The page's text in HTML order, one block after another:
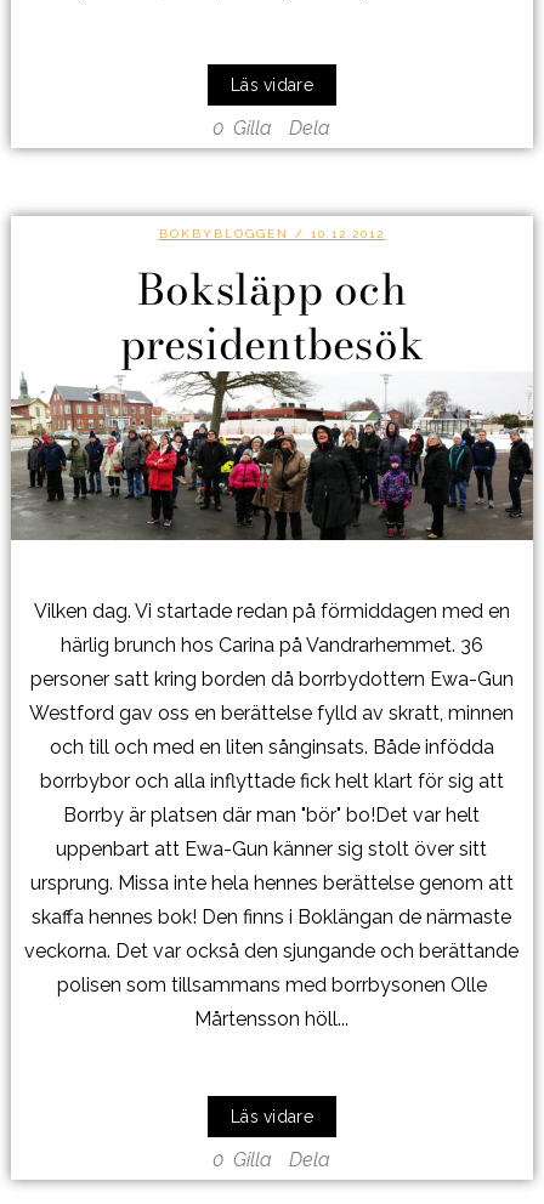
Läs vidare
0 Gilla Dela
BOKBYBLOGGEN / 10.12.2012
Boksläpp och
presidentbesök
Vilken dag. Vi startade redan på förmiddagen med en
härlig brunch hos Carina på Vandrarhemmet. 36
personer satt kring borden då borrbydottern Ewa-Gun
Westford gav oss en berättelse fylld av skratt, minnen
och till och med en liten sånginsats. Både infödda
borrbybor och alla inflyttade fick helt klart för sig att
Borrby är platsen där man "bör" bo!Det var helt
uppenbart att Ewa-Gun känner sig stolt över sitt
ursprung. Missa inte hela hennes berättelse genom att
skaffa hennes bok! Den finns i Boklängan de närmaste
veckorna. Det var också den sjungande och berättande
polisen som tillsammans med borrbysonen Olle
Mårtensson höll...
Läs vidare
0 Gilla Dela